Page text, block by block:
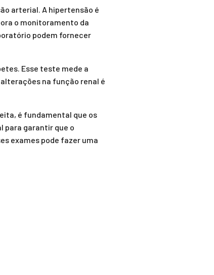
arterial. A hipertensão é
o monitoramento da
podem fornecer
Esse teste mede a
na função renal é
é fundamental que os
para garantir que o
exames pode fazer uma